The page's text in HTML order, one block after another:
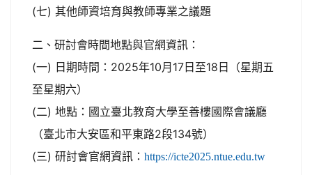
(七) 其他師資培育與教師專業之議題
二、研討會時間地點與官網資訊：
(一) 日期時間：2025年10月17日至18日（星期五
至星期六）
(二) 地點：國立臺北教育大學至善樓國際會議廳
（臺北市大安區和平東路2段134號）
(三) 研討會官網資訊： https://icte2025.ntue.edu.tw